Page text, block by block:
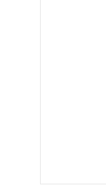
かき氷にもドリンク
トッピング・製菓
ソース・クリーム・
その他のトッピング